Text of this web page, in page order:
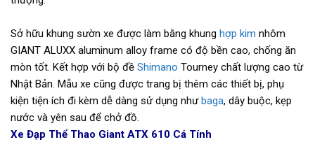
Sở hữu khung sườn xe được làm bằng khung hợp kim nhôm
GIANT ALUXX aluminum alloy frame có độ bền cao, chống ăn
mòn tốt. Kết hợp với bộ đề Shimano Tourney chất lượng cao từ
Nhật Bản. Mẫu xe cũng được trang bị thêm các thiết bị, phụ
kiện tiện ích đi kèm dễ dàng sử dụng nhưbaga, dây buộc, kẹp
nước và yên sau để chở đồ.
Xe Đạp Thể Thao Giant ATX 610 Cá Tính